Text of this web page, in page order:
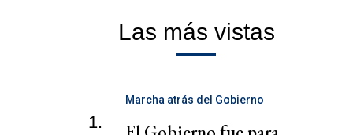
Las más vistas
1.
Marcha atrás del Gobierno